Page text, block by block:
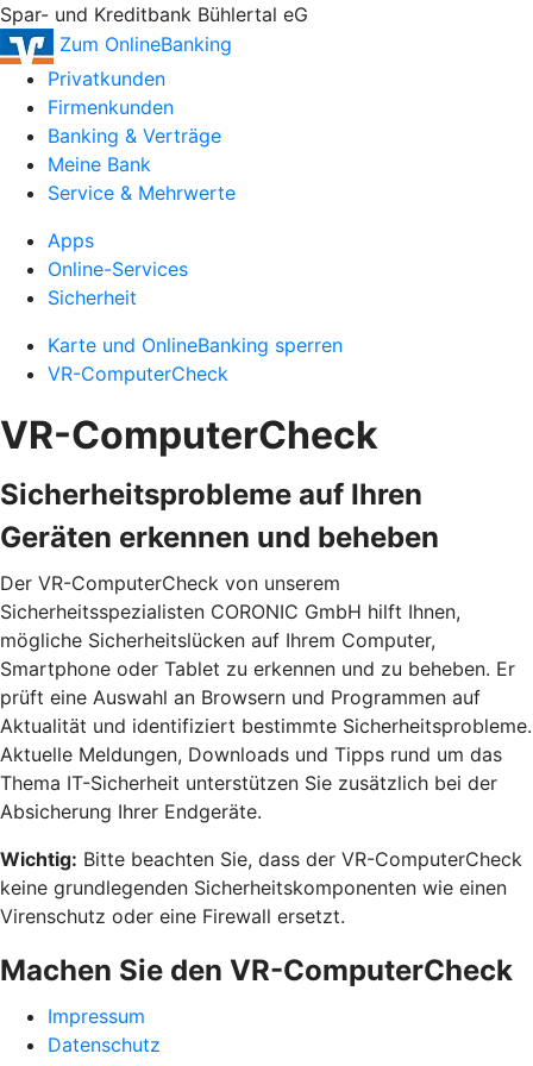
Spar- und Kreditbank Bühlertal eG
Zum OnlineBanking
Privatkunden
Firmenkunden
Banking & Verträge
Meine Bank
Service & Mehrwerte
Apps
Online-Services
Sicherheit
Karte und OnlineBanking sperren
VR-ComputerCheck
VR-ComputerCheck
Sicherheitsprobleme auf Ihren
Geräten erkennen und beheben
Der VR-ComputerCheck von unserem
Sicherheitsspezialisten CORONIC GmbH hilft Ihnen,
mögliche Sicherheitslücken auf Ihrem Computer,
Smartphone oder Tablet zu erkennen und zu beheben. Er
prüft eine Auswahl an Browsern und Programmen auf
Aktualität und identifiziert bestimmte Sicherheitsprobleme.
Aktuelle Meldungen, Downloads und Tipps rund um das
Thema IT-Sicherheit unterstützen Sie zusätzlich bei der
Absicherung Ihrer Endgeräte.
Wichtig: Bitte beachten Sie, dass der VR-ComputerCheck
keine grundlegenden Sicherheitskomponenten wie einen
Virenschutz oder eine Firewall ersetzt.
Machen Sie den VR-ComputerCheck
Impressum
Datenschutz